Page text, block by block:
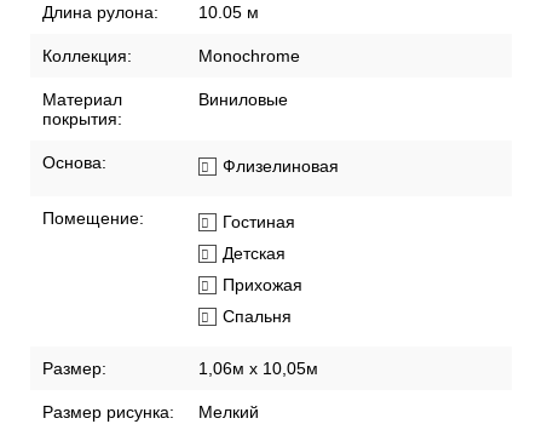
Длина рулона: 10.05 м
Коллекция: Monochrome
Материал
покрытия:
Виниловые
Основа: Флизелиновая
Помещение:
Гостиная
Детская
Прихожая
Спальня
Размер: 1,06м х 10,05м
Размер рисунка: Мелкий